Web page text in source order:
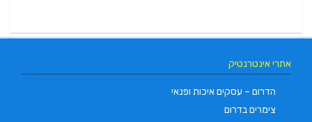
אתרי אינטרנטיק
הדרום – עסקים איכות ופנאי
צימרים בדרום